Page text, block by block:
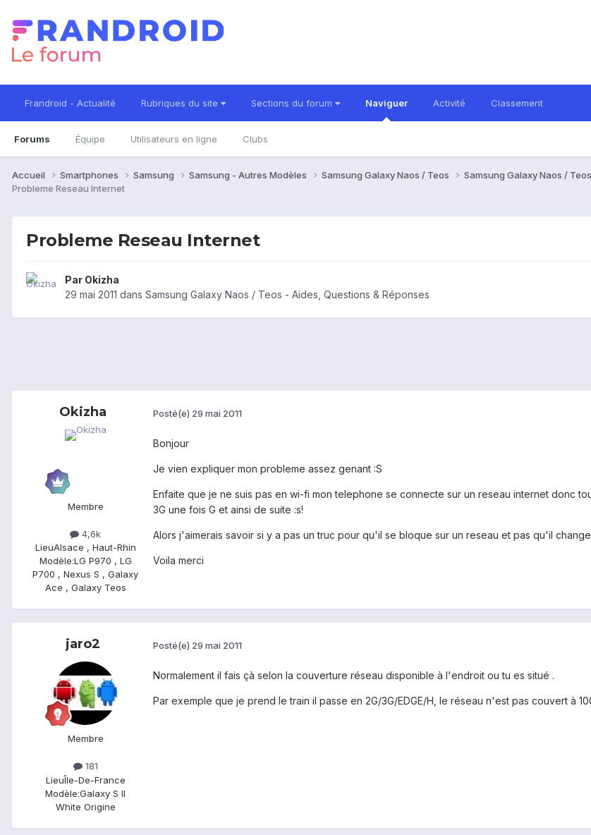
Frandroid - Actualité Rubriques du site Sections du forum Naviguer
Forums Équipe Utilisateurs en ligne Clubs
Activité Classement
Accueil Smartphones Samsung Samsung - Autres Modèles Samsung Galaxy Naos / Teos
Samsung Galaxy Naos /
Probleme Reseau Internet
Probleme Reseau Internet
Par Okizha
29 mai 2011 dans Samsung Galaxy Naos / Teos - Aides, Questions & Réponses
Okizha
Membre
4,6k
LieuAlsace , Haut-Rhin
Modèle:LG P970 , LG
P700 , Nexus S , Galaxy
Ace , Galaxy Teos
Posté(e) 29 mai 2011
Bonjour
Je vien expliquer mon probleme assez genant :S
Enfaite que je ne suis pas en wi-fi mon telephone se connecte sur un reseau internet donc
3G une fois G et ainsi de suite :s!
Alors j'aimerais savoir si y a pas un truc pour qu'il se bloque sur un reseau et pas qu'il
Voila merci
jaro2
Membre
181
LieuÎle-De-France
Modèle:Galaxy S II
White Origine
Posté(e) 29 mai 2011
Normalement il fais çà selon la couverture réseau disponible à l'endroit ou tu es situé .
Par exemple que je prend le train il passe en 2G/3G/EDGE/H, le réseau n'est pas couvert à